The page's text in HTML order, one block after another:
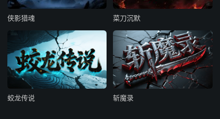
侠影猎魂 菜刀沉默
蛟龙传说 斩魔录